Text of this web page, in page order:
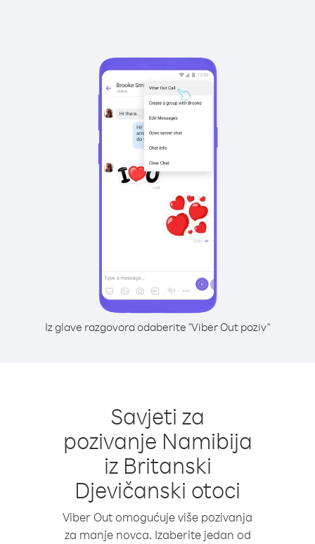
Iz glave razgovora odaberite "Viber Out poziv"
Savjeti za
pozivanje Namibija
iz Britanski
Djevičanski otoci
Viber Out omogućuje više pozivanja
za manje novca. Izaberite jedan od